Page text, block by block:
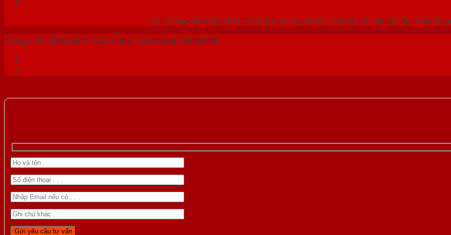
Cửa Composite siêu bền, chống nước tuyệt đối, chống mối mọt, lắp đặt nhanh gọn
Trang chủ /Sản phẩm /Cửa nhựa /Cửa nhựa Composite